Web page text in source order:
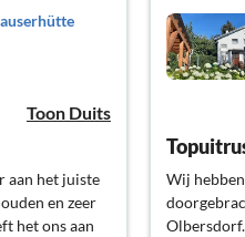
Toon Duits
aan het juiste
en zeer
het ons aan
Wij